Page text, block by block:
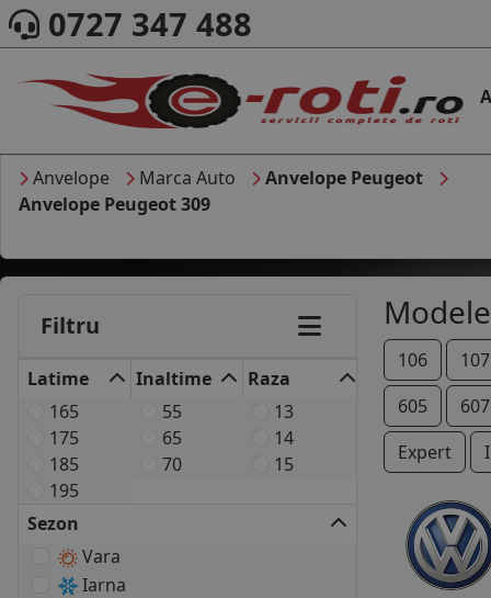
0727 347 488
Anvelope Marca Auto
Anvelope Peugeot
Anvelope Peugeot 309
Filtru
Latime
165
175
185
195
Inaltime
55
65
70
Raza
13
14
15
Sezon
Vara
Iarna
106 107
605
607
Expert